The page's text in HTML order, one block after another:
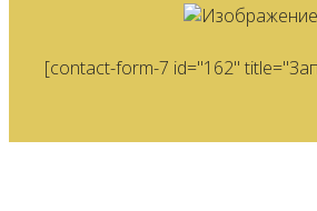
[contact-form-7 id="162"